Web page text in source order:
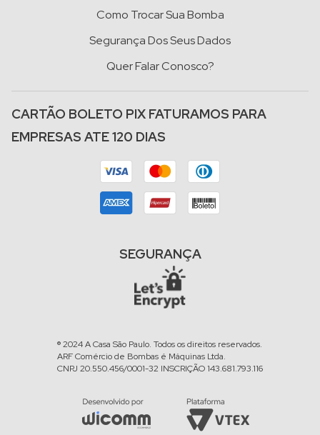
Como Trocar Sua Bomba
Segurança Dos Seus Dados
Quer Falar Conosco?
CARTÃO BOLETO PIX FATURAMOS PARA
EMPRESAS ATE 120 DIAS
SEGURANÇA
® 2024 A Casa São Paulo. Todos os direitos reservados.
ARF Comércio de Bombas é Máquinas Ltda.
CNPJ 20.550.456/0001-32 INSCRIÇÃO 143.681.793.116